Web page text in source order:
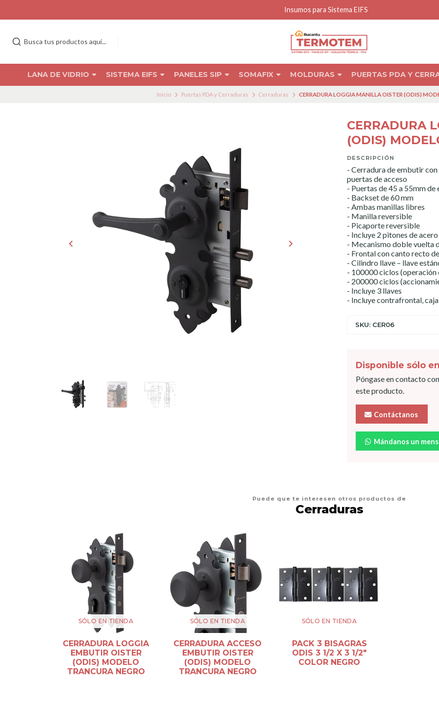
LANA DE VIDRIO SISTEMA EIFS PANELES SIP SOMAFIX MOLDURAS PUERTAS PDA Y
Inicio Puertas PDA y Cerraduras Cerraduras CERRADURA LOGGIA MANILLA OISTER (ODIS)
CERRADURA
(ODIS)
DESCRIPCIÓN
- Cerradura de embutir
puertas de acceso
- Puertas de 45 a 55mm de
- Backset de 60 mm
- Ambas manillas libres
- Manilla reversible
- Picaporte reversible
- Incluye 2 pitones de acero
- Mecanismo doble vuelta
- Frontal con canto recto
- Cilindro llave – llave
- 100000 ciclos
- 200000 ciclos
- Incluye 3 llaves
- Incluye contrafrontal,
SKU: CER06
Disponible sólo
Póngase en contacto
este producto.
Contáctanos
Mándanos un
Puede que te interesen otros productos de
Cerraduras
SÓLO EN TIENDA
CERRADURA LOGGIA
EMBUTIR OISTER
(ODIS) MODELO
TRANCURA NEGRO
SÓLO EN TIENDA
CERRADURA ACCESO
EMBUTIR OISTER
(ODIS) MODELO
TRANCURA NEGRO
SÓLO EN TIENDA
PACK 3 BISAGRAS
ODIS 3 1/2 X 3 1/2"
COLOR NEGRO